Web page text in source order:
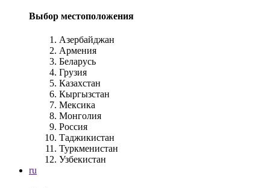
Выбор местоположения
Азербайджан
Армения
Беларусь
Грузия
Казахстан
Кыргызстан
Мексика
Монголия
Россия
Таджикистан
Туркменистан
Узбекистан
ru